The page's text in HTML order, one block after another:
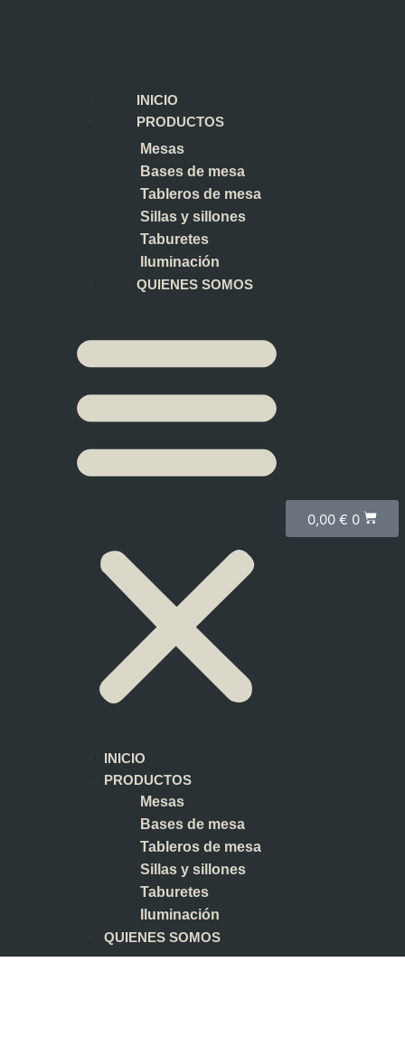
INICIO
PRODUCTOS
Mesas
Bases de mesa
Tableros de mesa
Sillas y sillones
Taburetes
Iluminación
QUIENES SOMOS
INICIO
PRODUCTOS
Mesas
Bases de mesa
Tableros de mesa
Sillas y sillones
Taburetes
Iluminación
QUIENES SOMOS
0,00 € 0